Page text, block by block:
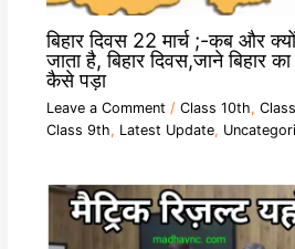
बिहार दिवस 22 मार्च ;-कब और
जाता है, बिहार दिवस,जाने बिहार का
कैसे पड़ा
Leave a Comment / Class 10th,
Class 9th, Latest Update,